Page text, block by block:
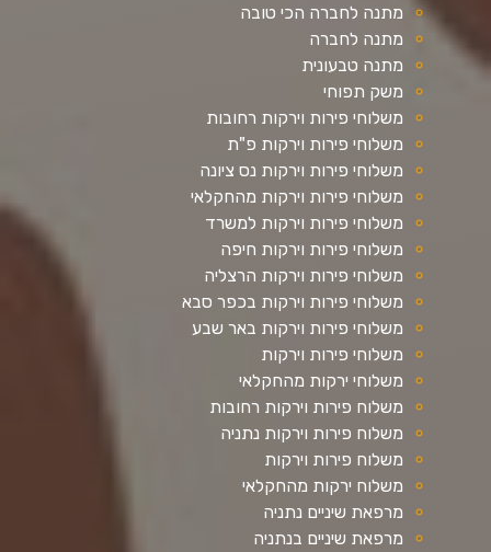
מתנה לחברה הכי טובה
מתנה לחברה
מתנה טבעונית
משק תפוחי
משלוחי פירות וירקות רחובות
משלוחי פירות וירקות פ"ת
משלוחי פירות וירקות נס ציונה
משלוחי פירות וירקות מהחקלאי
משלוחי פירות וירקות למשרד
משלוחי פירות וירקות חיפה
משלוחי פירות וירקות הרצליה
משלוחי פירות וירקות בכפר סבא
משלוחי פירות וירקות באר שבע
משלוחי פירות וירקות
משלוחי ירקות מהחקלאי
משלוח פירות וירקות רחובות
משלוח פירות וירקות נתניה
משלוח פירות וירקות
משלוח ירקות מהחקלאי
מרפאת שיניים נתניה
מרפאת שיניים בנתניה